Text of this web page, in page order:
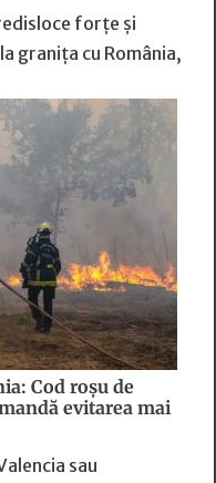
forțe și
granița cu România,
Cod roșu de
evitarea mai
sau